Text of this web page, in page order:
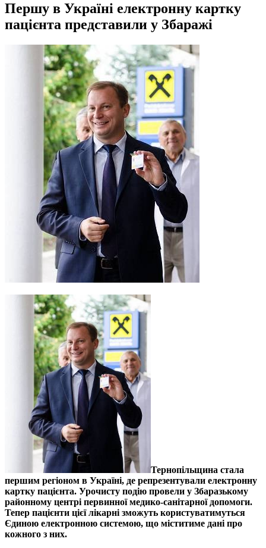
Першу в Україні електронну картку
пацієнта представили у Збаражі
Тернопільщина стала
першим регіоном в Україні, де репрезентували електронну
картку пацієнта. Урочисту подію провели у Збаразькому
районному центрі первинної медико-санітарної допомоги.
Тепер пацієнти цієї лікарні зможуть користуватимуться
Єдиною електронною системою, що міститиме дані про
кожного з них.